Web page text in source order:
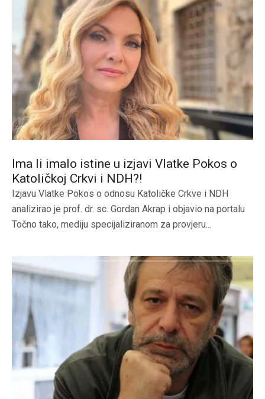
Ima li imalo istine u izjavi Vlatke Pokos o
Katoličkoj Crkvi i NDH?!
Izjavu Vlatke Pokos o odnosu Katoličke Crkve i NDH
analizirao je prof. dr. sc. Gordan Akrap i objavio na portalu
Točno tako, mediju specijaliziranom za provjeru...